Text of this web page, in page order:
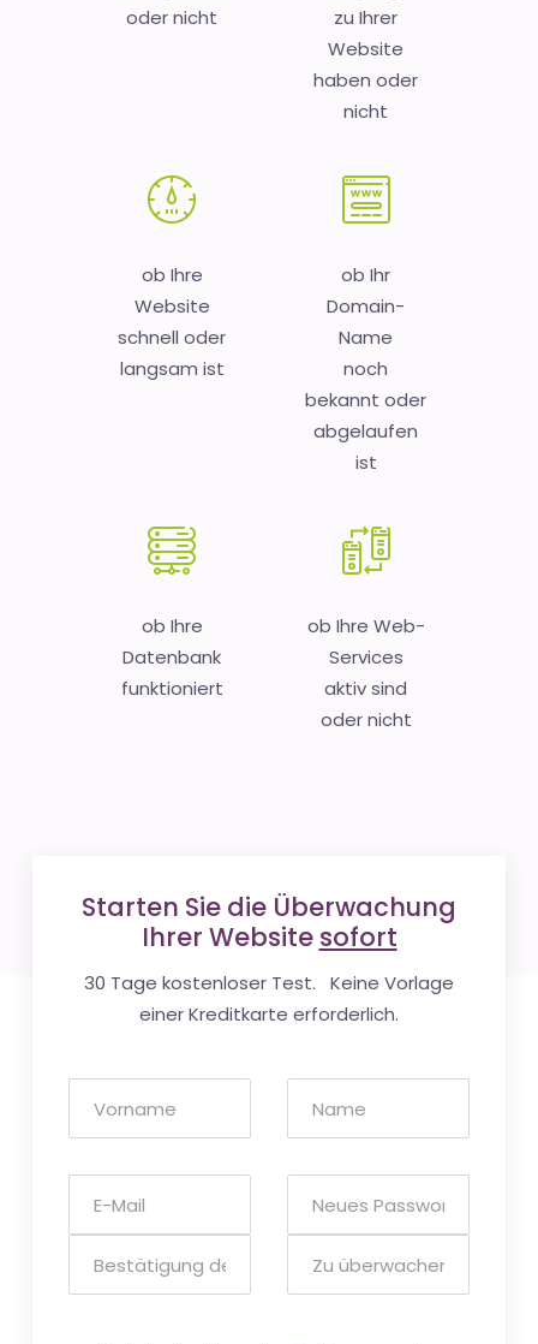
oder nicht
zu Ihrer
Website
haben oder
nicht
ob Ihre
Website
schnell oder
langsam ist
ob Ihr
Domain-
Name
noch
bekannt oder
abgelaufen
ist
ob Ihre
Datenbank
funktioniert
ob Ihre Web-
Services
aktiv sind
oder nicht
Starten Sie die Überwachung
Ihrer Website sofort
30 Tage kostenloser Test. Keine Vorlage
einer Kreditkarte erforderlich.